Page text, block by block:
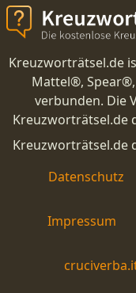
Kreuzworträtsel.de
Mattel®,
verbunden. Die
Kreuzworträtsel.de
Kreuzworträtsel.de
Datenschutz
Impressum